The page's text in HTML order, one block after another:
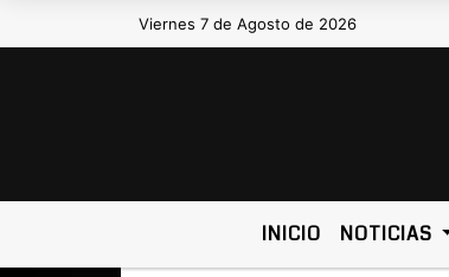
Viernes 7 de Agosto de 2026
Hoy es Viernes 7 de
INICIO NOTICIAS